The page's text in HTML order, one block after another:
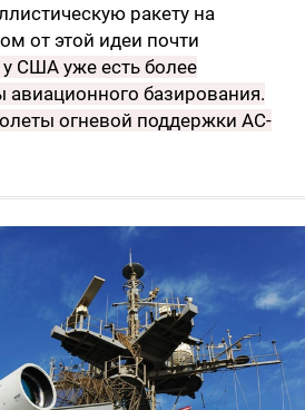
ракету на
от этой идеи почти
у США уже есть более
базирования.
огневой поддержки AC-